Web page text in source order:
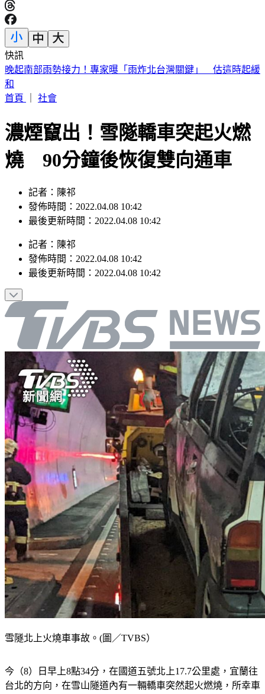
快訊
2026 SBS歌謠大戰SUMMER／最美小貓咪來了！MEOVV白
禮服仙氣走藍毯
首頁
社會
濃煙竄出！雪隧轎車突起火燃
燒 90分鐘後恢復雙向通車
記者：陳祁
發佈時間：2022.04.08 10:42
最後更新時間：2022.04.08 10:42
記者 ： 陳祁
發佈時間： 2022.04.08 10:42
最後更新時間： 2022.04.08 10:42
雪隧北上火燒車事故。(圖／TVBS）
今（8）日早上8點34分，在國道五號北上17.7公里處，宜蘭往
台北的方向，在雪山隧道內有一輛轎車突然起火燃燒，所幸車